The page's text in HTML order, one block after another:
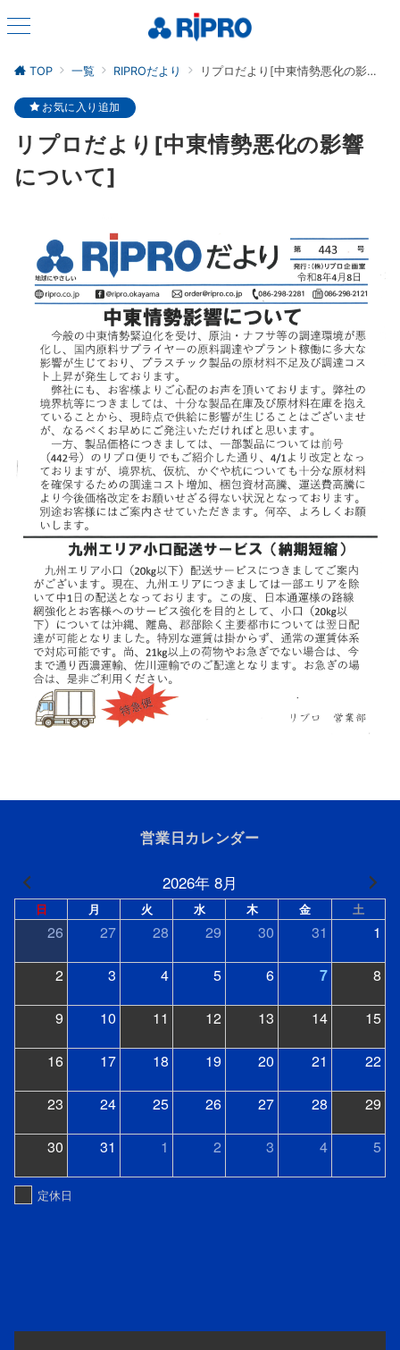
TOP 一覧 RIPROだより リプロだより[中東情勢悪化の影響について]
お気に入り追加
リプロだより[中東情勢悪化の影響
について]
営業日カレンダー
2026年 8月
日 月 火 水 木 金 土
26 27 28 29 30 31 1
2 3 4 5 6 7 8
9 10 11 12 13 14 15
16 17 18 19 20 21 22
23 24 25 26 27 28 29
30 31 1 2 3 4 5
定休日